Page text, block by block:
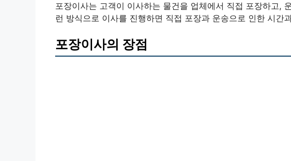
포장이사는 고객이 이사하는 물건을 업체에서 직접 포장하고,
런 방식으로 이사를 진행하면 직접 포장과 운송으로 인한 시간
포장이사의 장점